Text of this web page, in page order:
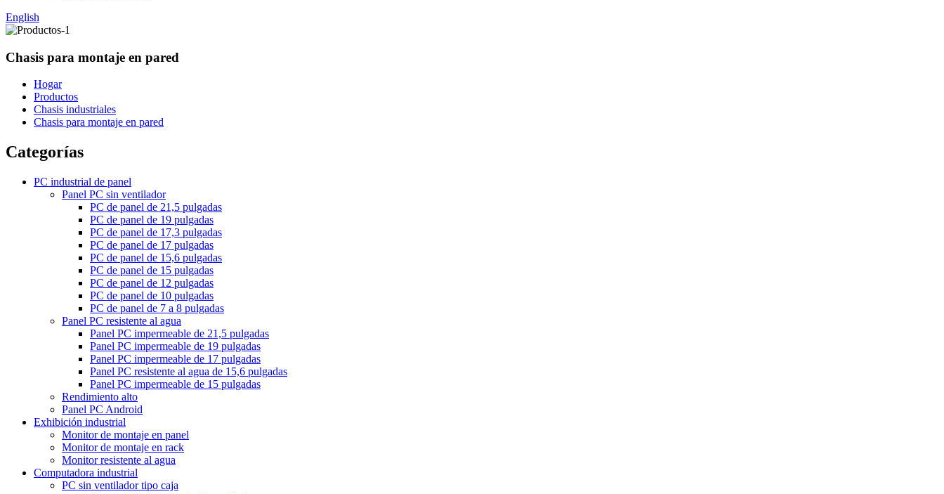
English
Chasis para montaje en pared
Hogar
Productos
Chasis industriales
Chasis para montaje en pared
Categorías
PC industrial de panel
Panel PC sin ventilador
PC de panel de 21,5 pulgadas
PC de panel de 19 pulgadas
PC de panel de 17,3 pulgadas
PC de panel de 17 pulgadas
PC de panel de 15,6 pulgadas
PC de panel de 15 pulgadas
PC de panel de 12 pulgadas
PC de panel de 10 pulgadas
PC de panel de 7 a 8 pulgadas
Panel PC resistente al agua
Panel PC impermeable de 21,5 pulgadas
Panel PC impermeable de 19 pulgadas
Panel PC impermeable de 17 pulgadas
Panel PC resistente al agua de 15,6 pulgadas
Panel PC impermeable de 15 pulgadas
Rendimiento alto
Panel PC Android
Exhibición industrial
Monitor de montaje en panel
Monitor de montaje en rack
Monitor resistente al agua
Computadora industrial
PC sin ventilador tipo caja